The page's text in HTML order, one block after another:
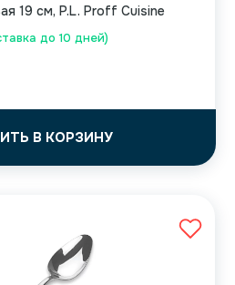
до 10 дней)
19 см, P.L. Proff Cuisine
В КОРЗИНУ